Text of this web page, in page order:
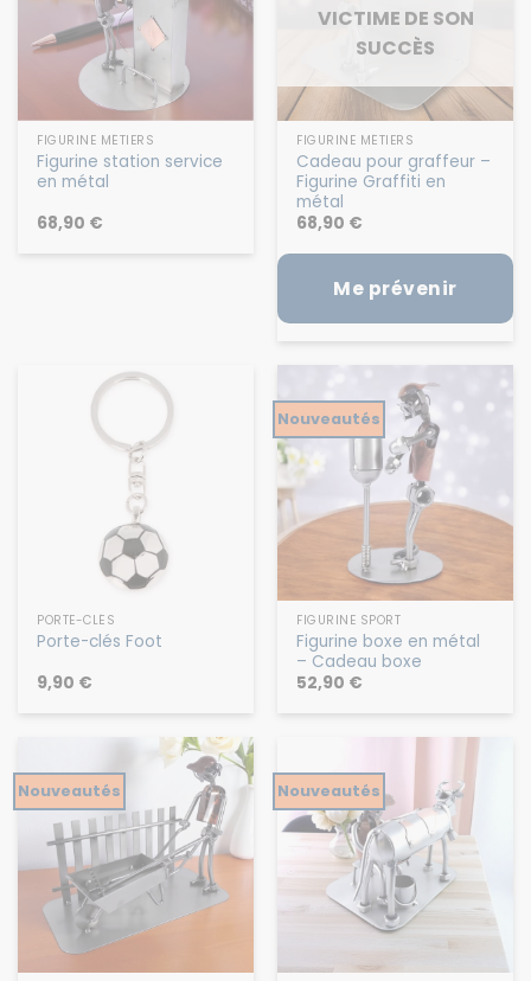
FIGURINE MÉTIERS
Figurine station service
en métal
68,90 €
VICTIME DE SON
SUCCÈS
FIGURINE MÉTIERS
Cadeau pour graffeur –
Figurine Graffiti en
métal
68,90 €
Me prévenir
PORTE-CLÉS
Porte-clés Foot
9,90 €
Nouveautés
FIGURINE SPORT
Figurine boxe en métal
– Cadeau boxe
52,90 €
Nouveautés Nouveautés